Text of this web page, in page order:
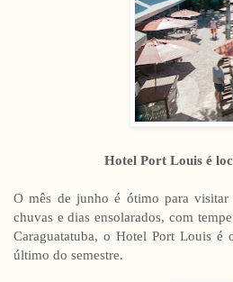
Hotel Port Louis é
O mês de junho é ótimo para
chuvas e dias ensolarados, com
Caraguatatuba, o Hotel Port Louis
último do semestre.